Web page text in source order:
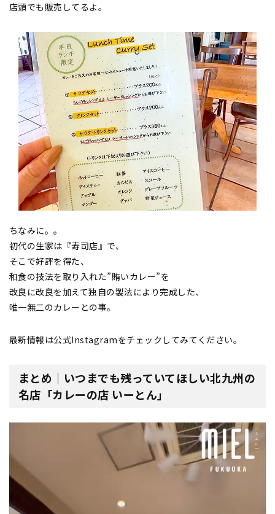
店頭でも販売してるよ。
ちなみに。。
初代の生家は『寿司店』で、
そこで好評を得た、
和食の技法を取り入れた”賄いカレー”を
改良に改良を加えて独自の製法により完成した、
唯一無二のカレーとの事。
最新情報は公式Instagramをチェックしてみてください。
まとめ｜いつまでも残っていてほしい北九州の
名店 「カレーの店 いーとん」
プ
レ
ヤ